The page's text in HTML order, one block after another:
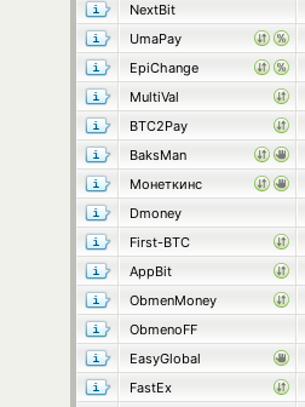
NextBit
UmaPay
EpiChange
MultiVal
BTC2Pay
BaksMan
Монеткинс
Dmoney
First-BTC
AppBit
ObmenMoney
ObmenoFF
EasyGlobal
FastEx